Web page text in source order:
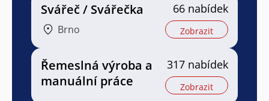
Svářeč / Svářečka
Brno
66 nabídek
Zobrazit
Řemeslná výroba a
manuální práce
317 nabídek
Zobrazit